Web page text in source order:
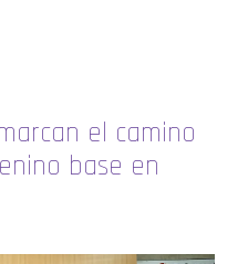
el camino
base en